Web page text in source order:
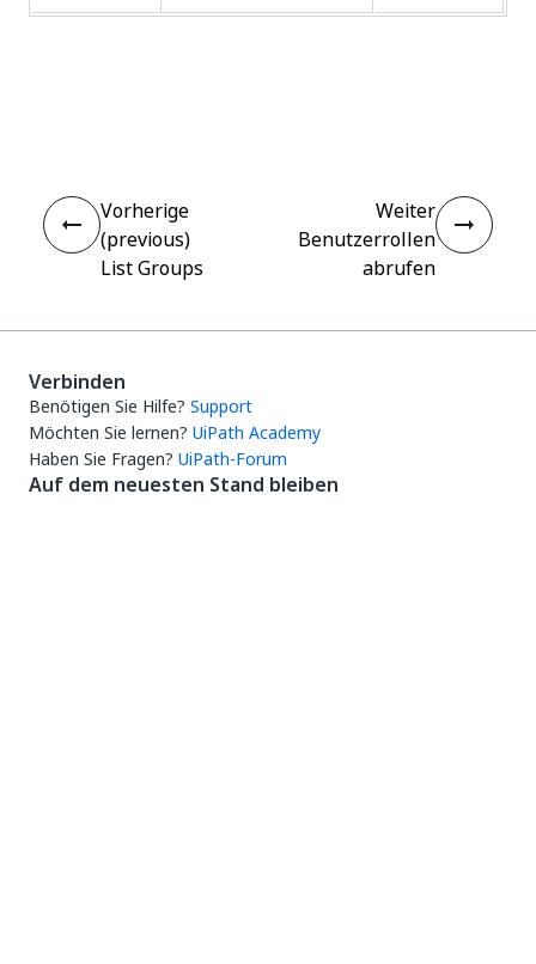
Vorherige
(previous)
List Groups
Weiter
Benutzerrollen
abrufen
Verbinden
Benötigen Sie Hilfe? Support
Möchten Sie lernen? UiPath Academy
Haben Sie Fragen? UiPath-Forum
Auf dem neuesten Stand bleiben